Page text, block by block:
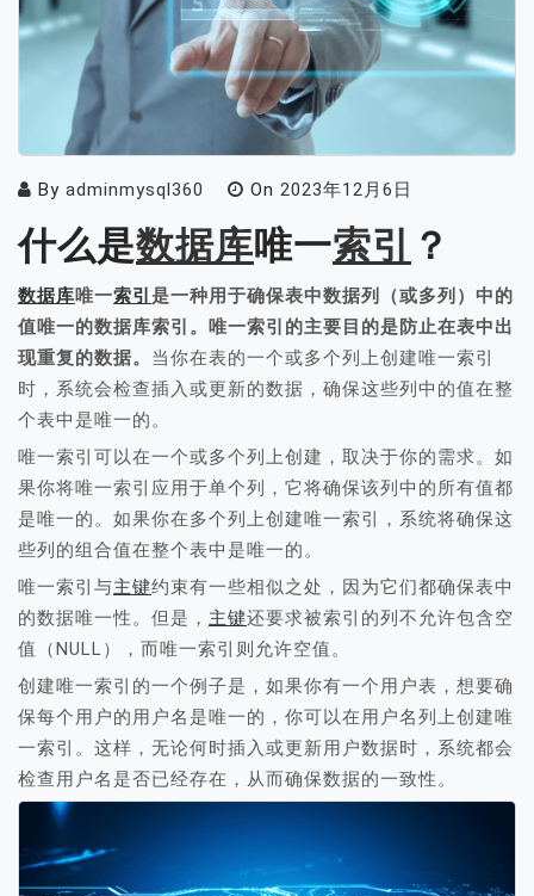
By adminmysql360 On 2023年12月6日
什么是数据库唯一索引 ？
数据库唯一索引 是一种用于确保表中数据列（或多列）中的
值唯一的数据库索引。唯一索引的主要目的是防止在表中出
现重复的数据。 当你在表的一个或多个列上创建唯一索引
时，系统会检查插入或更新的数据，确保这些列中的值在整
个表中是唯一的。
唯一索引可以在一个或多个列上创建，取决于你的需求。如
果你将唯一索引应用于单个列，它将确保该列中的所有值都
是唯一的。如果你在多个列上创建唯一索引，系统将确保这
些列的组合值在整个表中是唯一的。
唯一索引与主键约束有一些相似之处，因为它们都确保表中
的数据唯一性。但是， 主键还要求被索引的列不允许包含空
值（NULL），而唯一索引则允许空值。
创建唯一索引的一个例子是，如果你有一个用户表，想要确
保每个用户的用户名是唯一的，你可以在用户名列上创建唯
一索引。这样，无论何时插入或更新用户数据时，系统都会
检查用户名是否已经存在，从而确保数据的一致性。